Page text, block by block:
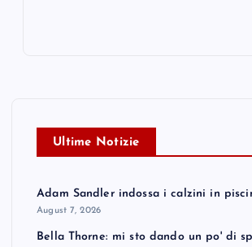
Ultime Notizie
Adam Sandler indossa i calzini in
August 7, 2026
Bella Thorne: mi sto dando un po' di